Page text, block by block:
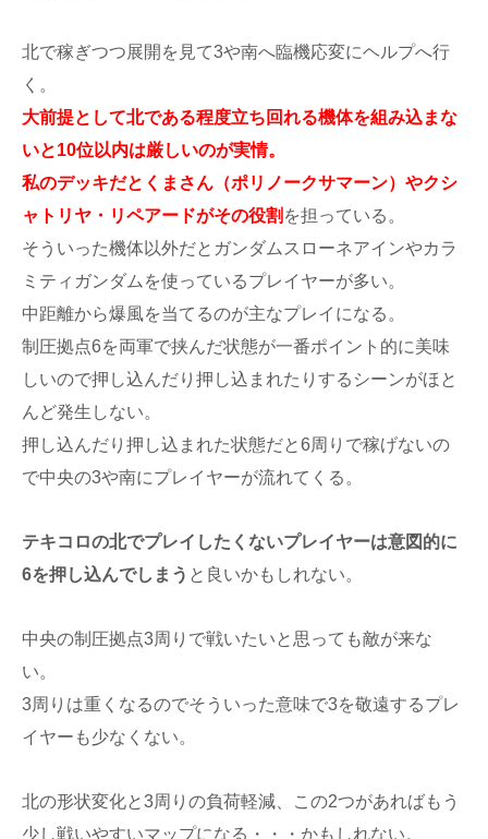
北で稼ぎつつ展開を見て3や南へ臨機応変にヘルプへ行
く。
大前提として北である程度立ち回れる機体を組み込まな
いと10位以内は厳しいのが実情。
私のデッキだとくまさん（ポリノークサマーン）やクシ
ャトリヤ・リペアードがその役割 を担っている。
そういった機体以外だとガンダムスローネアインやカラ
ミティガンダムを使っているプレイヤーが多い。
中距離から爆風を当てるのが主なプレイになる。
制圧拠点6を両軍で挟んだ状態が一番ポイント的に美味
しいので押し込んだり押し込まれたりするシーンがほと
んど発生しない。
押し込んだり押し込まれた状態だと6周りで稼げないの
で中央の3や南にプレイヤーが流れてくる。
テキコロの北でプレイしたくないプレイヤーは意図的に
6を押し込んでしまう と良いかもしれない。
中央の制圧拠点3周りで戦いたいと思っても敵が来な
い。
3周りは重くなるのでそういった意味で3を敬遠するプレ
イヤーも少なくない。
北の形状変化と3周りの負荷軽減、この2つがあればもう
少し戦いやすいマップになる・・・かもしれない。